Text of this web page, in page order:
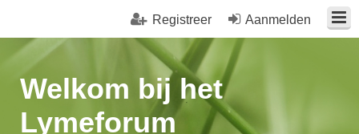
Aanmelden
Registreer
Welkom bij het
Lymeforum